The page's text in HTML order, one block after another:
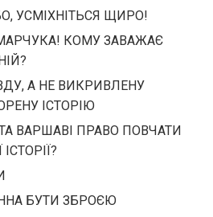
УСМІХНІТЬСЯ ЩИРО!
КОМУ ЗАВАЖАЄ
А НЕ ВИКРИВЛЕНУ
ІСТОРІЮ
ВАРШАВІ ПРАВО ПОВЧАТИ
БУТИ ЗБРОЄЮ